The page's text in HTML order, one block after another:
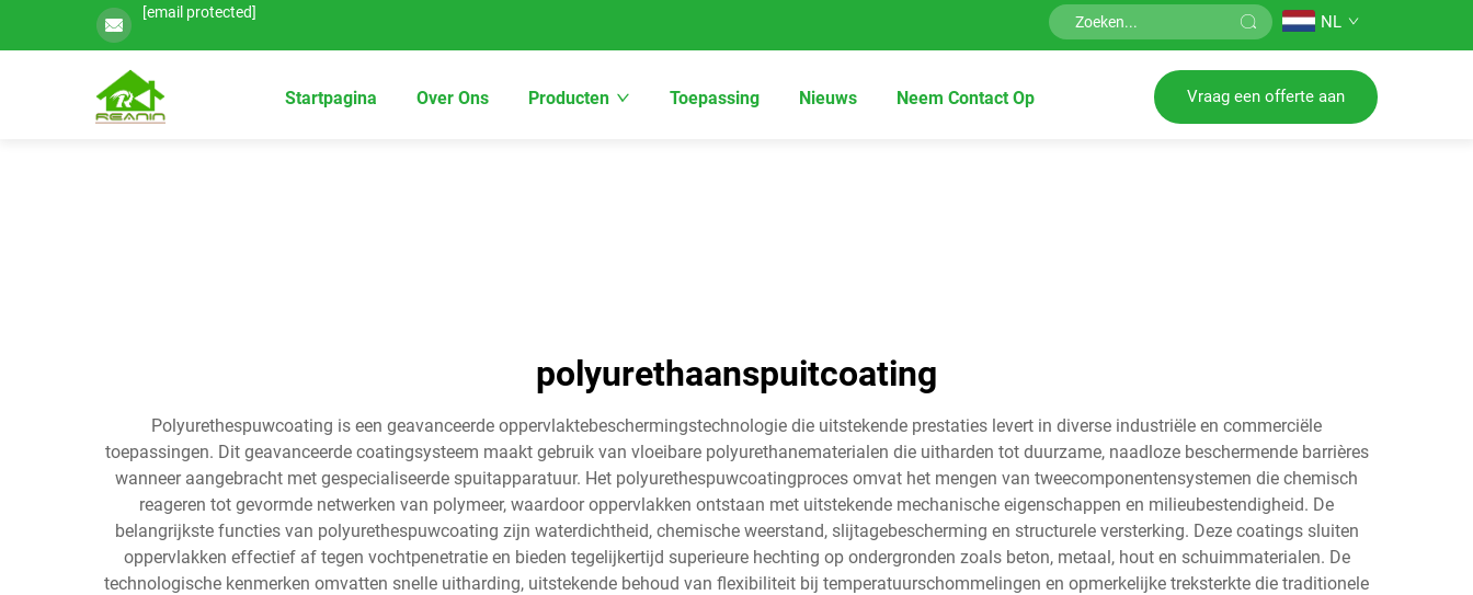
[email protected] NL
Startpagina Over Ons Producten Toepassing Nieuws Neem Contact Op Vraag een offerte aan
polyurethaanspuitcoating
Polyurethespuwcoating is een geavanceerde oppervlaktebeschermingstechnologie die uitstekende prestaties levert in diverse industriële en commerciële
toepassingen. Dit geavanceerde coatingsysteem maakt gebruik van vloeibare polyurethanematerialen die uitharden tot duurzame, naadloze beschermende barrières
wanneer aangebracht met gespecialiseerde spuitapparatuur. Het polyurethespuwcoatingproces omvat het mengen van tweecomponentensystemen die chemisch
reageren tot gevormde netwerken van polymeer, waardoor oppervlakken ontstaan met uitstekende mechanische eigenschappen en milieubestendigheid. De
belangrijkste functies van polyurethespuwcoating zijn waterdichtheid, chemische weerstand, slijtagebescherming en structurele versterking. Deze coatings sluiten
oppervlakken effectief af tegen vochtpenetratie en bieden tegelijkertijd superieure hechting op ondergronden zoals beton, metaal, hout en schuimmaterialen. De
technologische kenmerken omvatten snelle uitharding, uitstekende behoud van flexibiliteit bij temperatuurschommelingen en opmerkelijke treksterkte die traditionele